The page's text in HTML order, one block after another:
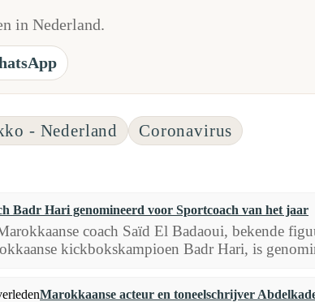
in Nederland.
- Nederland Coronavirus
Badr Hari genomineerd voor Sportcoach van het jaar
coach Saïd El Badaoui, bekende
kickbokskampioen Badr Hari, is
Marokkaanse acteur en toneelschrijver